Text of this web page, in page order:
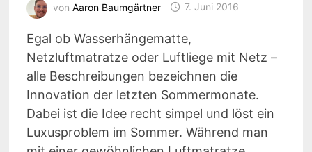
von Aaron Baumgärtner 7. Juni 2016
Egal ob Wasserhängematte,
Netzluftmatratze oder Luftliege mit Netz –
alle Beschreibungen bezeichnen die
Innovation der letzten Sommermonate.
Dabei ist die Idee recht simpel und löst ein
Luxusproblem im Sommer. Während man